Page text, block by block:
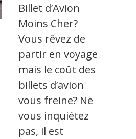
Billet d’Avion
Moins Cher?
Vous rêvez de
partir en voyage
mais le coût des
billets d’avion
vous freine? Ne
vous inquiétez
pas, il est